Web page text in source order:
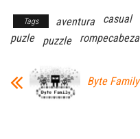
Tags aventura casual
puzle
puzzle rompecabeza
Byte Family